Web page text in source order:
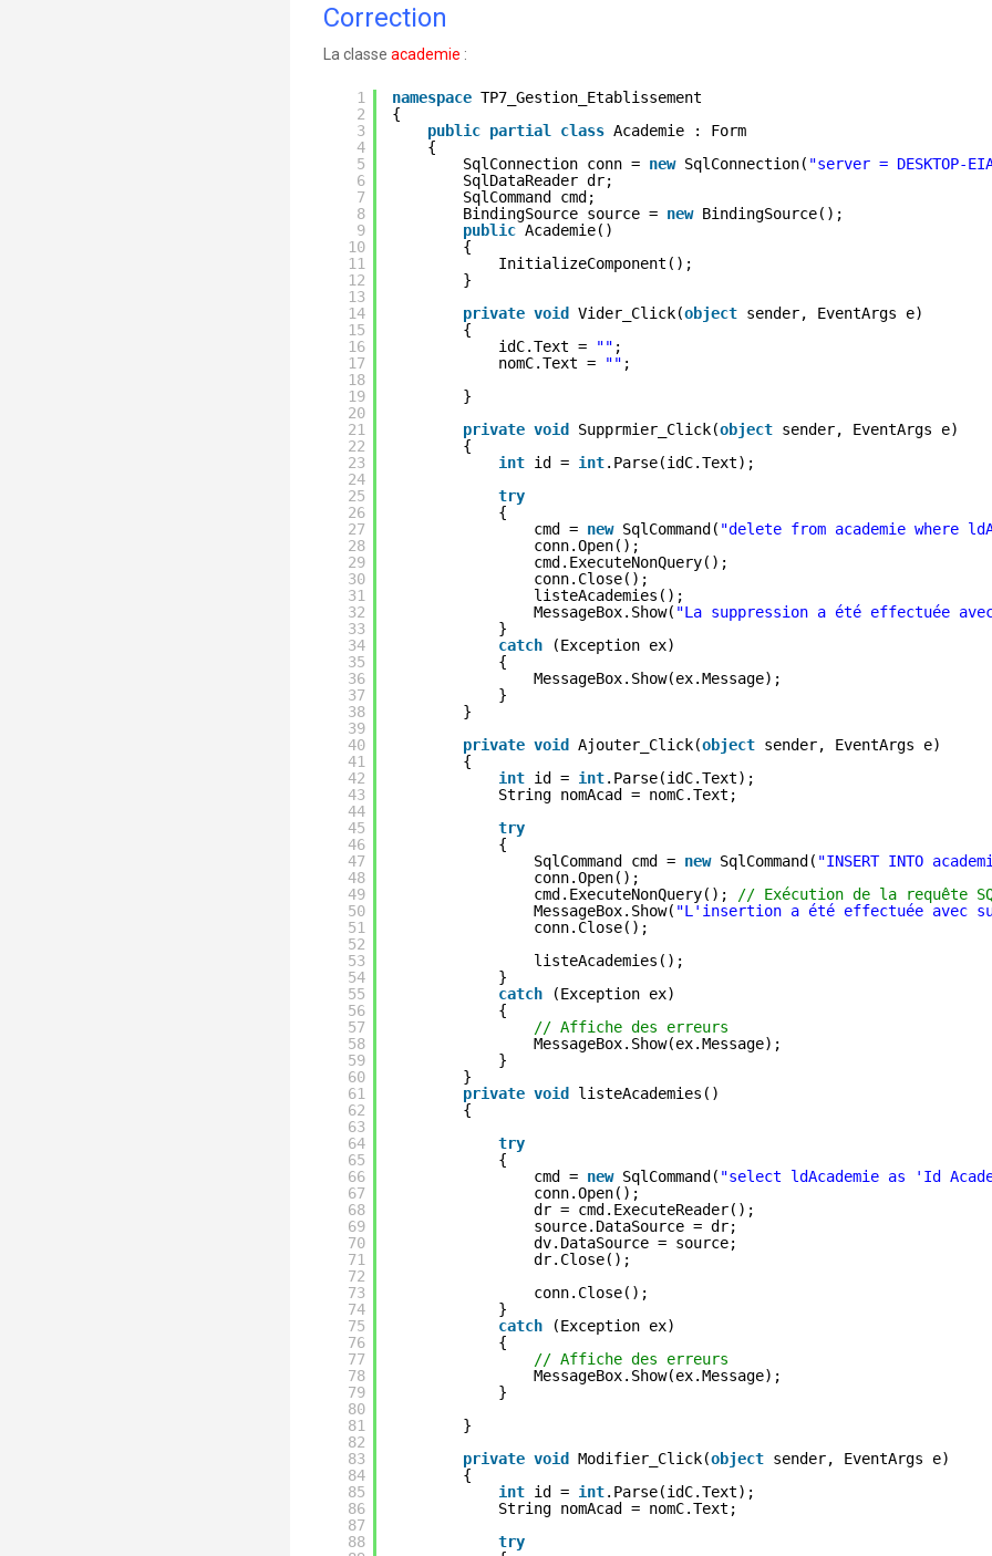
Correction
La classe academie :
1
2
3
4
5
6
7
8
9
10
11
12
13
14
15
16
17
18
19
20
21
22
23
24
25
26
27
28
29
30
31
32
33
34
35
36
37
38
39
40
41
42
43
44
45
46
47
48
49
50
51
52
53
54
55
56
57
58
59
60
61
62
63
64
65
66
67
68
69
70
71
72
73
74
75
76
77
78
79
80
81
82
83
84
85
86
87
88
namespace TP7_Gestion_Etablissement
{
public partial class Academie : Form
{
SqlConnection conn = new SqlConnection( "server = DESKTOP-
SqlDataReader dr;
SqlCommand cmd;
BindingSource source = new BindingSource();
public Academie()
{
InitializeComponent();
}
private void Vider_Click(object sender, EventArgs e)
{
idC.Text =
"" ;
nomC.Text =
"" ;
}
private void Supprmier_Click(object sender, EventArgs e)
{
int id = int.Parse(idC.Text);
try
{
cmd = new SqlCommand( "delete from academie where
conn.Open();
cmd.ExecuteNonQuery();
conn.Close();
listeAcademies();
MessageBox.Show( "La suppression a été effectuée
}
catch
(Exception ex)
{
MessageBox.Show(ex.Message);
}
}
private void Ajouter_Click(object sender, EventArgs e)
{
int id = int.Parse(idC.Text);
String nomAcad = nomC.Text;
try
{
SqlCommand cmd = new SqlCommand( "INSERT INTO
conn.Open();
cmd.ExecuteNonQuery();
// Exécution de la requête
MessageBox.Show( "L'insertion a été effectuée avec
conn.Close();
listeAcademies();
}
catch
(Exception ex)
{
// Affiche des erreurs
MessageBox.Show(ex.Message);
}
}
private void
listeAcademies()
{
try
{
cmd = new SqlCommand( "select ldAcademie as 'Id
conn.Open();
dr = cmd.ExecuteReader();
source.DataSource = dr;
dv.DataSource = source;
dr.Close();
conn.Close();
}
catch
(Exception ex)
{
// Affiche des erreurs
MessageBox.Show(ex.Message);
}
}
private void Modifier_Click(object sender, EventArgs e)
{
int id = int.Parse(idC.Text);
String nomAcad = nomC.Text;
try